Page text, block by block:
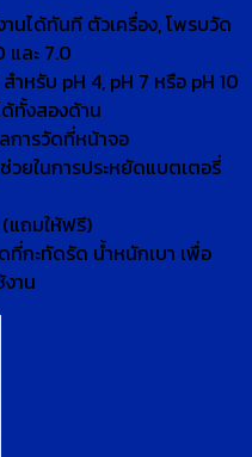
ได้ทันที ตัวเครื่อง, โพรบวัด
และ 7.0
หรับ pH 4, pH 7 หรือ pH 10
ทั้งสองด้าน
การวัดที่หน้าจอ
ยในการประหยัดแบตเตอรี่
(แถมให้ฟรี)
กะทัดรัด น้ำหนักเบา เพื่อ
าน